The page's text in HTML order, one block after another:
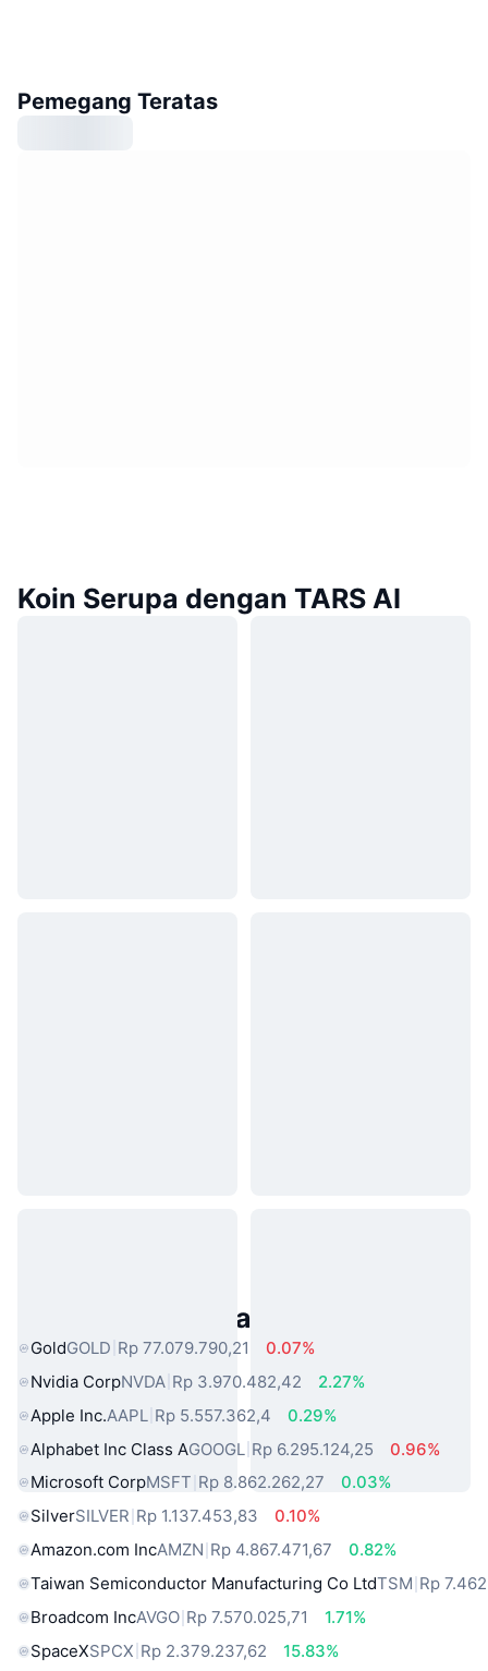
Pemegang Teratas
Koin Serupa dengan TARS AI
Aset Dunia Nyata Populer
GoldGOLD Rp 77.079.790,21
0.07%
Nvidia CorpNVDA Rp 3.970.482,42
2.27%
Apple Inc.AAPL Rp 5.557.362,4
0.29%
Alphabet Inc Class AGOOGL Rp 6.295.124,25
0.96%
Microsoft CorpMSFT Rp 8.862.262,27
0.03%
SilverSILVER Rp 1.137.453,83
0.10%
Amazon.com IncAMZN Rp 4.867.471,67
0.82%
Taiwan Semiconductor Manufacturing Co LtdTSM Rp
Broadcom IncAVGO Rp 7.570.025,71
1.71%
SpaceXSPCX Rp 2.379.237,62 15.83%